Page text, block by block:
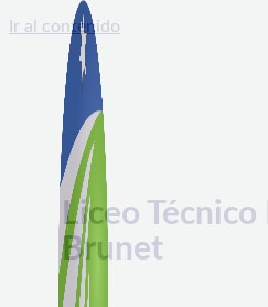
Ir al contenido
Liceo
Brunet